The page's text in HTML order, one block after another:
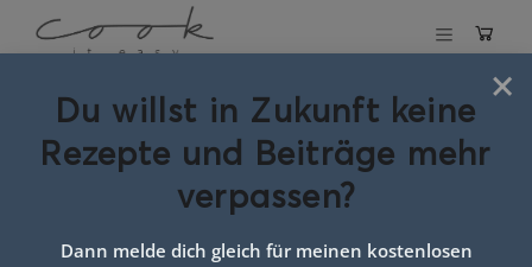
Schlagwort:
käsenudeln mit
spinat
×
Du willst in Zukunft keine
Rezepte und Beiträge mehr
verpassen?
Dann melde dich gleich für meinen kostenlosen